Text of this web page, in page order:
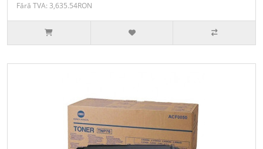
Fără TVA: 3,635.54RON